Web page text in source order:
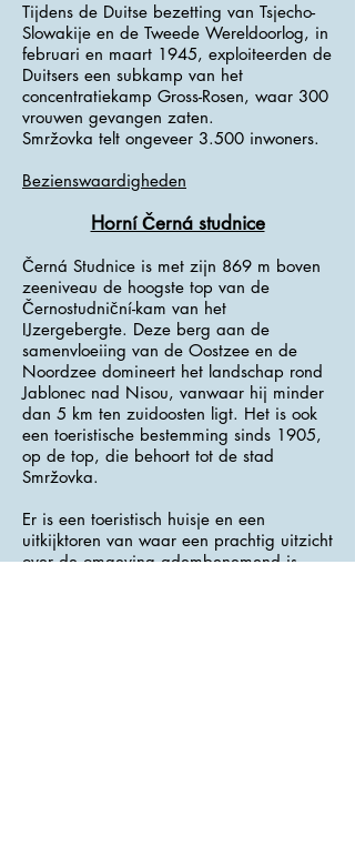
Tijdens de Duitse bezetting van Tsjecho-
Slowakije en de Tweede Wereldoorlog, in
februari en maart 1945, exploiteerden de
Duitsers een subkamp van het
concentratiekamp Gross-Rosen, waar 300
vrouwen gevangen zaten.
Smržovka telt ongeveer 3.500 inwoners.
Bezienswaardigheden
Horní Černá studnice
Černá Studnice is met zijn 869 m boven
zeeniveau de hoogste top van de
Černostudniční-kam van het
IJzergebergte. Deze berg aan de
samenvloeiing van de Oostzee en de
Noordzee domineert het landschap rond
Jablonec nad Nisou, vanwaar hij minder
dan 5 km ten zuidoosten ligt. Het is ook
een toeristische bestemming sinds 1905,
op de top, die behoort tot de stad
Smržovka.
Er is een toeristisch huisje en een
uitkijktoren van waar een prachtig uitzicht
over de omgeving adembenemend is.